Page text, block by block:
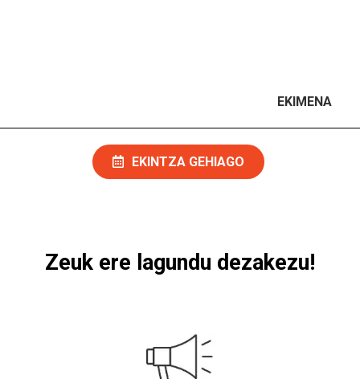
EKIMENA
EKINTZA GEHIAGO
Zeuk ere lagundu dezakezu!